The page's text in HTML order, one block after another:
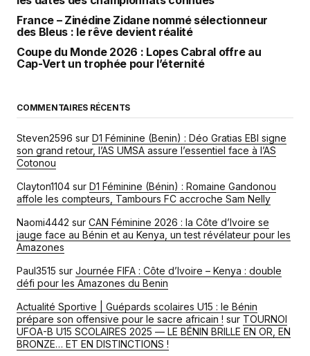
France – Zinédine Zidane nommé sélectionneur
des Bleus : le rêve devient réalité
Coupe du Monde 2026 : Lopes Cabral offre au
Cap-Vert un trophée pour l’éternité
COMMENTAIRES RÉCENTS
Steven2596 sur D1 Féminine (Benin) : Déo Gratias EBI signe
son grand retour, l’AS UMSA assure l’essentiel face à l’AS
Cotonou
Clayton1104 sur D1 Féminine (Bénin) : Romaine Gandonou
affole les compteurs, Tambours FC accroche Sam Nelly
Naomi4442 sur CAN Féminine 2026 : la Côte d’Ivoire se
jauge face au Bénin et au Kenya, un test révélateur pour les
Amazones
Paul3515 sur Journée FIFA : Côte d’Ivoire – Kenya : double
défi pour les Amazones du Benin
Actualité Sportive | Guépards scolaires U15 : le Bénin
prépare son offensive pour le sacre africain ! sur TOURNOI
UFOA-B U15 SCOLAIRES 2025 — LE BÉNIN BRILLE EN OR, EN
BRONZE… ET EN DISTINCTIONS !